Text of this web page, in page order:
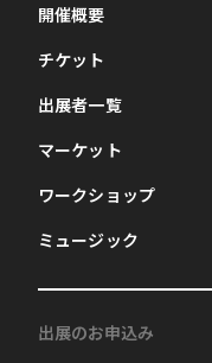
開催概要
チケット
出展者一覧
マーケット
ワークショップ
ミュージック
出展のお申込み